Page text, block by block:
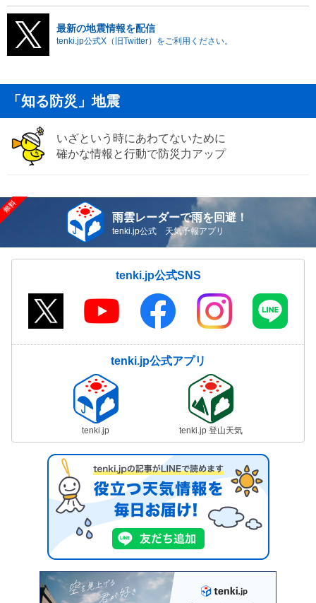
最新の地震情報を配信
tenki.jp公式X（旧Twitter）をご利用ください。
「知る防災」地震
いざという時にあわてないために
確かな情報と行動で防災力アップ
雨雲レーダーで雨を回避！
tenki.jp公式 天気予報アプリ
tenki.jp公式SNS
tenki.jp公式アプリ
tenki.jp tenki.jp 登山天気